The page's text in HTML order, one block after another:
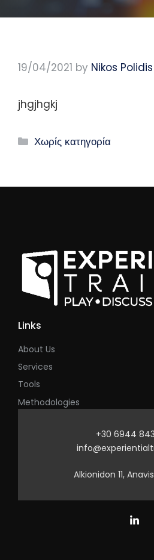
19/04/2021 by Nikos Polidis
jhgjhgkj
Χωρίς κατηγορία
Links
About Us
Services
Tools
Methodologies
+30 6944
Alkionidon 11,